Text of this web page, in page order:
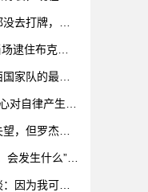
去打牌，别
逮住布克开
家队的最后
对自律产生抗
，但罗杰斯
发生什么”：
因为我可不